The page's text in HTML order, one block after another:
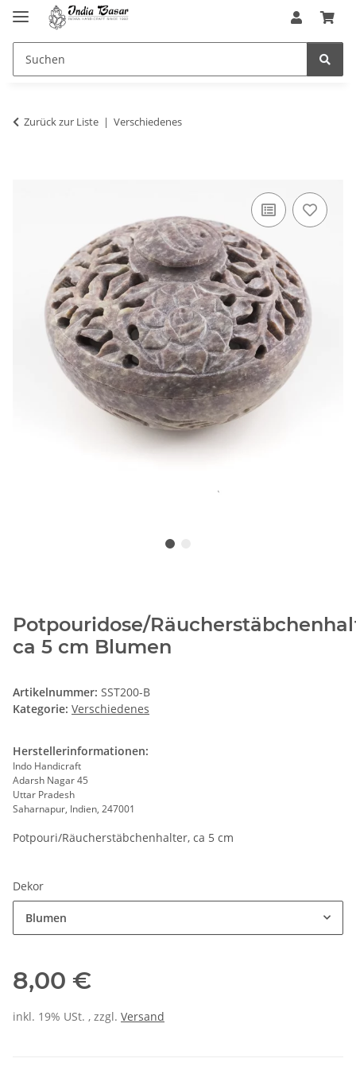
Zurück zur Liste Verschiedenes
Potpouridose/
ca 5 cm Blumen
Artikelnummer: SST200-B
Kategorie: Verschiedenes
Herstellerinformationen:
Indo Handicraft
Adarsh Nagar 45
Uttar Pradesh
Saharnapur, Indien, 247001
Potpouri/Räucherstäbchenhalter, ca 5 cm
Dekor
Blumen
8,00 €
inkl. 19% USt. , zzgl. Versand